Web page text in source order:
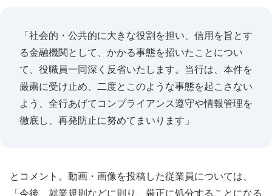
「社会的・公共的に大きな役割を担い、信用を旨とす
る金融機関として、かかる事態を招いたことについ
て、役職員一同深く反省いたします。当行は、本件を
厳粛に受け止め、二度とこのような事態を起こさない
よう、全行あげてコンプライアンス遵守や情報管理を
徹底し、再発防止に努めてまいります」
とコメント。動画・画像を投稿した従業員については、
「今後、就業規則などに則り、厳正に処分することになる